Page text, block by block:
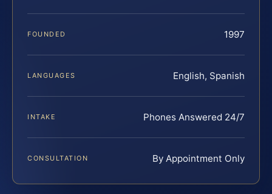
FOUNDED 1997
LANGUAGES English, Spanish
INTAKE Phones Answered 24/7
CONSULTATION By Appointment Only